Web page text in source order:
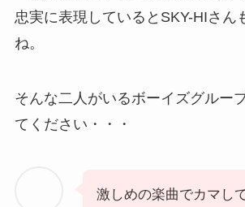
忠実に表現しているとSKY-HIさん
ね。
そんな二人がいるボーイズグルー
てください・・・
激しめの楽曲でカマし